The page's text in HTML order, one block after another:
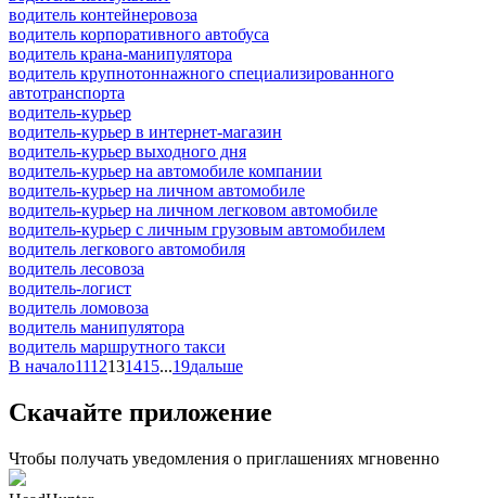
водитель контейнеровоза
водитель корпоративного автобуса
водитель крана-манипулятора
водитель крупнотоннажного специализированного
автотранспорта
водитель-курьер
водитель-курьер в интернет-магазин
водитель-курьер выходного дня
водитель-курьер на автомобиле компании
водитель-курьер на личном автомобиле
водитель-курьер на личном легковом автомобиле
водитель-курьер с личным грузовым автомобилем
водитель легкового автомобиля
водитель лесовоза
водитель-логист
водитель ломовоза
водитель манипулятора
водитель маршрутного такси
В начало1112131415...19дальше
Скачайте приложение
Чтобы получать уведомления о приглашениях мгновенно